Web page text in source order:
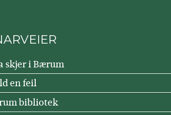
skjer i Bærum
en feil
bibliotek